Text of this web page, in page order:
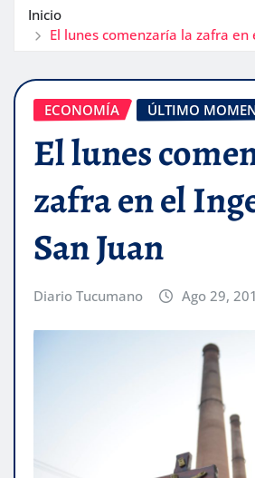
Inicio
El lunes comenzaría la zafra en
ECONOMÍA ÚLTIMO
El lunes
zafra en el
San Juan
Diario Tucumano Ago 29,